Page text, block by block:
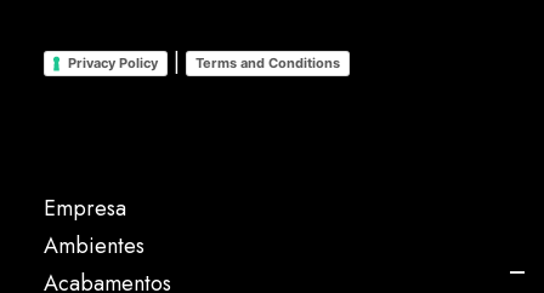
Privacy Policy | Terms and Conditions
Empresa
Ambientes
Acabamentos